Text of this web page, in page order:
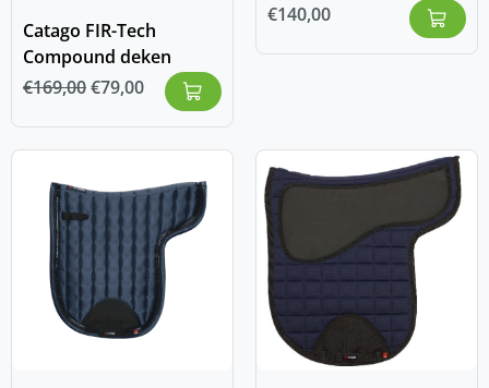
Catago FIR-Tech
Compound deken
€169,00€79,00
€140,00